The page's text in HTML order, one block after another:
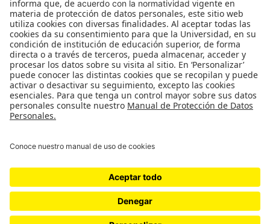
Podcasts
Ediciones especiales
Proyectos 070
SÍGUENOS
CONTÁCTANOS
cerosetenta@uniandes.edu.co